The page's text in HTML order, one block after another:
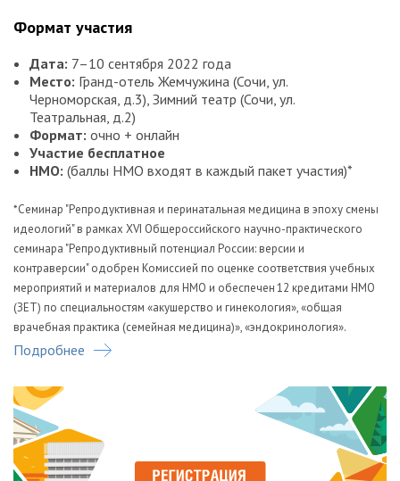
доступа. Для подключения к трансляции пройдите по
ссылке и нажмите на окна залов.
Шаг 3. Если у вас возникли вопросы по подключению,
ознакомьтесь с памяткой участника.
Формат участия
Дата: 7–10 сентября 2022 года
Место: Гранд-отель Жемчужина (Сочи, ул.
Черноморская, д.3), Зимний театр (Сочи, ул.
Театральная, д.2)
Формат: очно + онлайн
Участие бесплатное
НМО: (баллы НМО входят в каждый пакет участия)*
*Семинар "Репродуктивная и перинатальная медицина в эпоху смены
идеологий" в рамках XVI Общероссийского научно-практического
семинара "Репродуктивный потенциал России: версии и
контраверсии" одобрен Комиссией по оценке соответствия учебных
мероприятий и материалов для НМО и обеспечен 12 кредитами НМО
(ЗЕТ) по специальностям «акушерство и гинекология», «общая
врачебная практика (семейная медицина)», «эндокринология».
Подробнее